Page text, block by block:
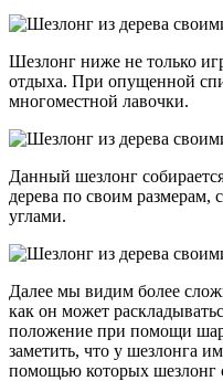
Шезлонг ниже не только
отдыха. При опущенной
многоместной лавочки.
Данный шезлонг
дерева по своим
углами.
Далее мы видим более
как он может
положение при помощи
заметить, что у шезлонга
помощью которых шезлонг